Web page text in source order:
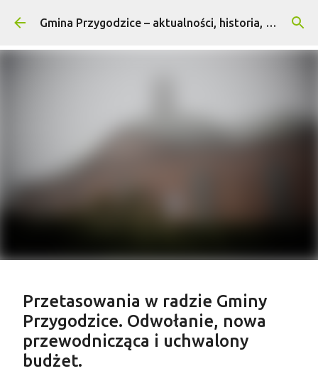
Przejdź do głównej zawartości Gmina Przygodzice – aktualności, historia, turystyka
Przetasowania w radzie Gminy
Przygodzice. Odwołanie, nowa
przewodnicząca i uchwalony
budżet.